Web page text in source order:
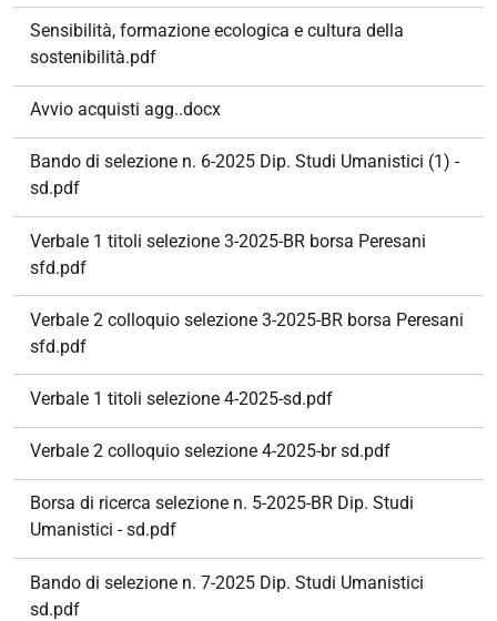
Sensibilità, formazione ecologica e cultura della
sostenibilità.pdf
Avvio acquisti agg..docx
Bando di selezione n. 6-2025 Dip. Studi Umanistici (1) -
sd.pdf
Verbale 1 titoli selezione 3-2025-BR borsa Peresani
sfd.pdf
Verbale 2 colloquio selezione 3-2025-BR borsa Peresani
sfd.pdf
Verbale 1 titoli selezione 4-2025-sd.pdf
Verbale 2 colloquio selezione 4-2025-br sd.pdf
Borsa di ricerca selezione n. 5-2025-BR Dip. Studi
Umanistici - sd.pdf
Bando di selezione n. 7-2025 Dip. Studi Umanistici
sd.pdf